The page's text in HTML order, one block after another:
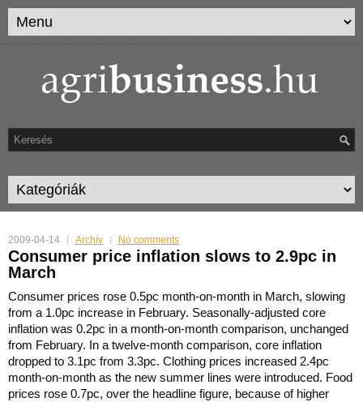
2009-04-14 Archív No comments
Consumer price inflation slows to 2.9pc in
March
Consumer prices rose 0.5pc month-on-month in March, slowing
from a 1.0pc increase in February. Seasonally-adjusted core
inflation was 0.2pc in a month-on-month comparison, unchanged
from February. In a twelve-month comparison, core inflation
dropped to 3.1pc from 3.3pc. Clothing prices increased 2.4pc
month-on-month as the new summer lines were introduced. Food
prices rose 0.7pc, over the headline figure, because of higher